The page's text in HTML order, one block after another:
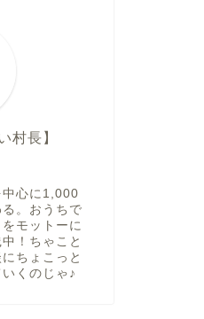
村長】
中心に1,000
。おうちで
モットーに
！ちゃこと
ちょこっと
くのじゃ♪